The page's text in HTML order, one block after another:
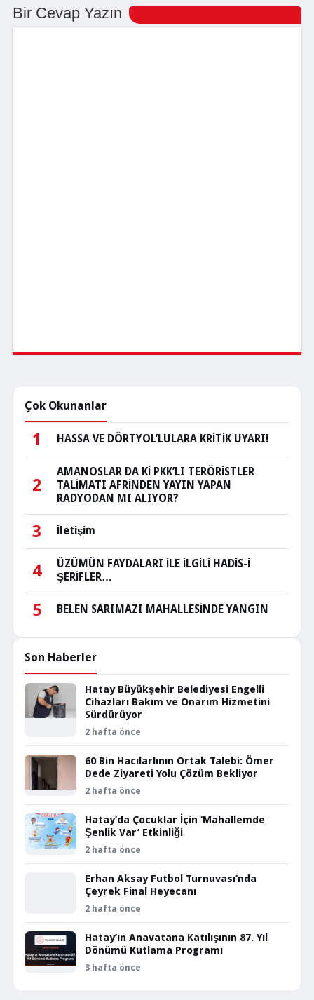
Bir Cevap Yazın
Çok Okunanlar
1 HASSA VE DÖRTYOL’LULARA KRİTİK UYARI!
2
AMANOSLAR DA Kİ PKK’LI TERÖRİSTLER
TALİMATI AFRİNDEN YAYIN YAPAN
RADYODAN MI ALIYOR?
3 İletişim
4
ÜZÜMÜN FAYDALARI İLE İLGİLİ HADİS-İ
ŞERİFLER…
5 BELEN SARIMAZI MAHALLESİNDE YANGIN
Son Haberler
Hatay Büyükşehir Belediyesi Engelli
Cihazları Bakım ve Onarım Hizmetini
Sürdürüyor
2 hafta önce
60 Bin Hacılarlının Ortak Talebi: Ömer
Dede Ziyareti Yolu Çözüm Bekliyor
2 hafta önce
Hatay’da Çocuklar İçin ‘Mahallemde
Şenlik Var’ Etkinliği
2 hafta önce
Erhan Aksay Futbol Turnuvası’nda
Çeyrek Final Heyecanı
2 hafta önce
Hatay’ın Anavatana Katılışının 87. Yıl
Dönümü Kutlama Programı
3 hafta önce